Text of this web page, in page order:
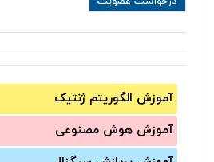
آموزش الگوریتم ژنتیک
آموزش‌ هوش مصنوعی